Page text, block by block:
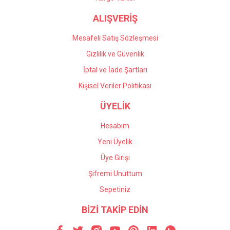
ALIŞVERİŞ
Mesafeli Satış Sözleşmesi
Gizlilik ve Güvenlik
İptal ve İade Şartları
Kişisel Veriler Politikası
ÜYELİK
Hesabım
Yeni Üyelik
Üye Girişi
Şifremi Unuttum
Sepetiniz
BİZİ TAKİP EDİN